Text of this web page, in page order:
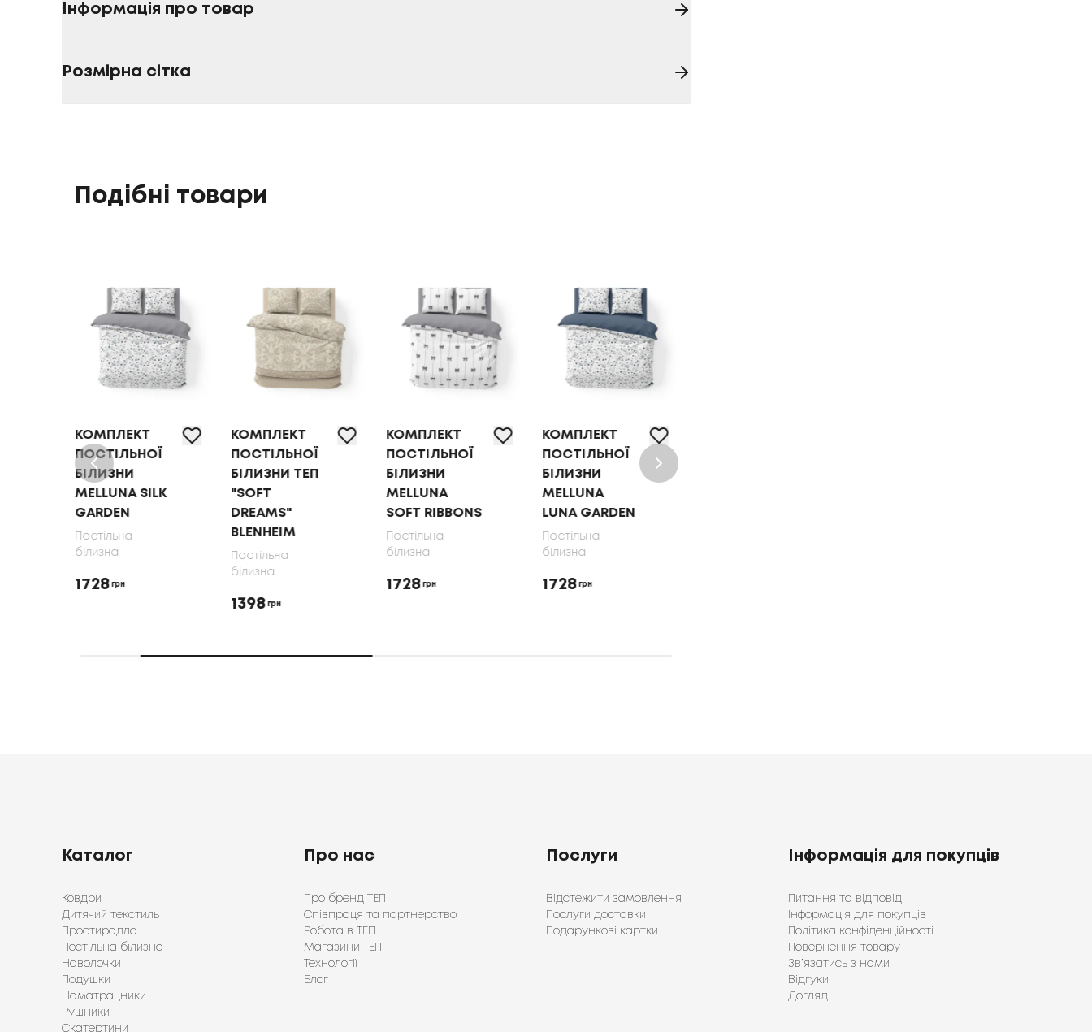
Інформація про товар
Розмірна сітка
Подібні товари
КОМПЛЕКТ
ПОСТІЛЬНОЇ
БІЛИЗНИ
MELLUNA SILK
GARDEN
Постільна
білизна
1728 грн
КОМПЛЕКТ
ПОСТІЛЬНОЇ
БІЛИЗНИ ТЕП
"SOFT
DREAMS"
BLENHEIM
Постільна
білизна
1398 грн
КОМПЛЕКТ
ПОСТІЛЬНОЇ
БІЛИЗНИ
MELLUNA
SOFT RIBBONS
Постільна
білизна
1728 грн
КОМПЛЕКТ
ПОСТІЛЬНОЇ
БІЛИЗНИ
MELLUNA
LUNA GARDEN
Постільна
білизна
1728 грн
Каталог
Ковдри
Дитячий текстиль
Простирадла
Постільна білизна
Наволочки
Подушки
Наматрацники
Рушники
Скатертини
Про нас
Про бренд ТЕП
Співпраця та партнерство
Робота в ТЕП
Магазини ТЕП
Технології
Блог
Послуги
Відстежити замовлення
Послуги доставки
Подарункові картки
Інформація для покупців
Питання та відповіді
Інформація для покупців
Політика конфіденційності
Повернення товару
Зв’язатись з нами
Відгуки
Догляд